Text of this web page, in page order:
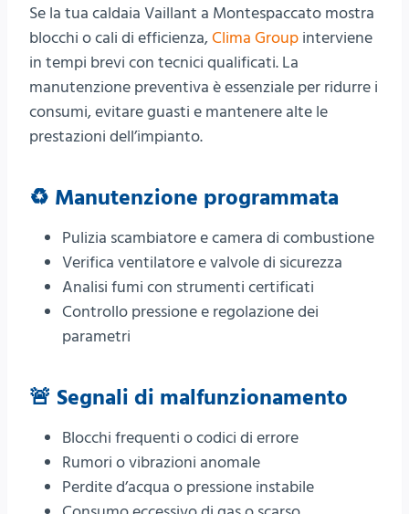
Se la tua caldaia Vaillant a Montespaccato mostra
blocchi o cali di efficienza,Clima Group interviene
in tempi brevi con tecnici qualificati. La
manutenzione preventiva è essenziale per ridurre i
consumi, evitare guasti e mantenere alte le
prestazioni dell’impianto.
♻️ Manutenzione programmata
Pulizia scambiatore e camera di combustione
Verifica ventilatore e valvole di sicurezza
Analisi fumi con strumenti certificati
Controllo pressione e regolazione dei
parametri
🚨 Segnali di malfunzionamento
Blocchi frequenti o codici di errore
Rumori o vibrazioni anomale
Perdite d’acqua o pressione instabile